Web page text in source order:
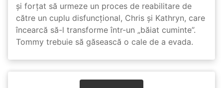
și forțat să urmeze un proces de reabilitare de
către un cuplu disfuncțional, Chris și Kathryn, care
încearcă să-l transforme într-un „băiat cuminte”.
Tommy trebuie să găsească o cale de a evada.